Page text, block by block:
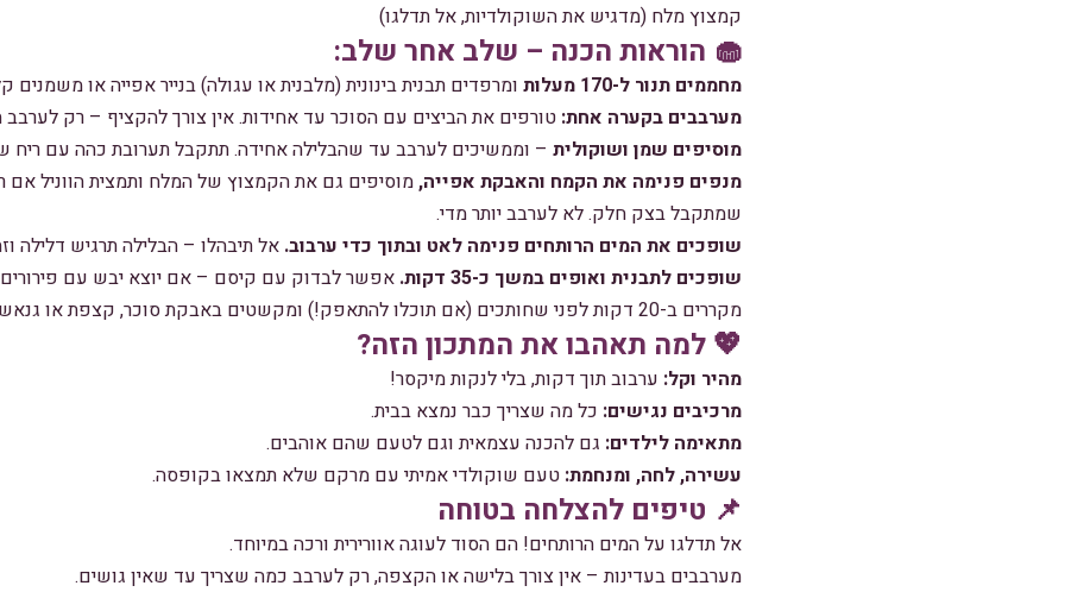
קמצוץ מלח (מדגיש את השוקולדיות, אל תדלגו)
🧁 הוראות הכנה – שלב אחר שלב:
מחממים תנור ל-170 מעלות
ומרפדים תבנית בינונית (מלבנית או עגולה) בנייר אפייה או משמנים
מערבבים בקערה אחת: טורפים את הביצים עם הסוכר עד אחידות. אין צורך להקציף – רק לערבב
מוסיפים שמן ושוקולית – וממשיכים לערבב עד שהבלילה אחידה. תתקבל תערובת כהה עם ריח
מנפים פנימה את הקמח והאבקת אפייה,מוסיפים גם את הקמצוץ של המלח ותמצית הווניל אם
שמתקבל בצק חלק. לא לערבב יותר מדי.
שופכים את המים הרותחים פנימה לאט ובתוך כדי ערבוב. אל תיבהלו – הבלילה תרגיש דלילה
שופכים לתבנית ואופים במשך כ-35 דקות.
אפשר לבדוק עם קיסם – אם יוצא יבש עם פירורים
מקררים ב-20 דקות לפני שחותכים (אם תוכלו להתאפק!) ומקשטים באבקת סוכר, קצפת או גנאש שוקולד אם מתחשק.
💖 למה תאהבו את המתכון הזה?
מהיר וקל: ערבוב תוך דקות, בלי לנקות מיקסר!
מרכיבים נגישים: כל מה שצריך כבר נמצא בבית.
מתאימה לילדים: גם להכנה עצמאית וגם לטעם שהם אוהבים.
עשירה, לחה, ומנחמת: טעם שוקולדי אמיתי עם מרקם שלא תמצאו בקופסה.
📌 טיפים להצלחה בטוחה
אל תדלגו על המים הרותחים! הם הסוד לעוגה אוורירית ורכה במיוחד.
מערבבים בעדינות – אין צורך בלישה או הקצפה, רק לערבב כמה שצריך עד שאין גושים.